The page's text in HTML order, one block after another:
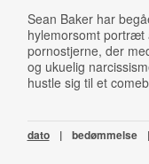
Sean Baker har
hylemorsomt portræt
pornostjerne, der
og ukuelig
hustle sig til et
dato | bedømmelse |